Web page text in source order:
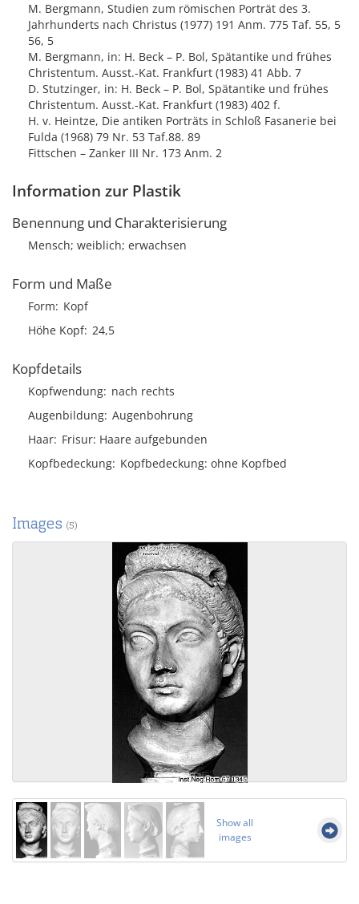
M. Bergmann, Studien zum römischen Porträt des 3.
Jahrhunderts nach Christus (1977) 191 Anm. 775 Taf. 55, 5
56, 5
M. Bergmann, in: H. Beck – P. Bol, Spätantike und frühes
Christentum. Ausst.-Kat. Frankfurt (1983) 41 Abb. 7
D. Stutzinger, in: H. Beck – P. Bol, Spätantike und frühes
Christentum. Ausst.-Kat. Frankfurt (1983) 402 f.
H. v. Heintze, Die antiken Porträts in Schloß Fasanerie bei
Fulda (1968) 79 Nr. 53 Taf.88. 89
Fittschen – Zanker III Nr. 173 Anm. 2
Information zur Plastik
Benennung und Charakterisierung
Mensch; weiblich; erwachsen
Form und Maße
Form
Kopf
Höhe Kopf 24,5
Kopfdetails
Kopfwendung nach rechts
Augenbildung Augenbohrung
Haar Frisur Haare aufgebunden
Kopfbedeckung Kopfbedeckung: ohne Kopfbed
Images (5)
Show all
images